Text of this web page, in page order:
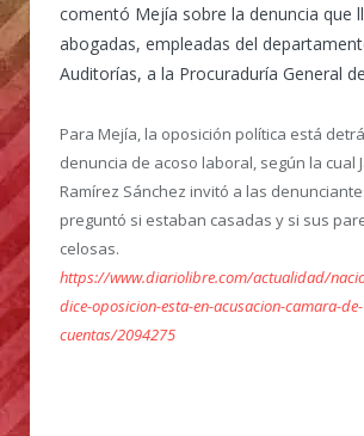
comentó Mejía sobre la denuncia que
abogadas, empleadas del
Auditorías, a la Procuraduría General
Para Mejía, la oposición política está
denuncia de acoso laboral, según la cual
Ramírez Sánchez invitó a las
preguntó si estaban casadas y si sus
celosas.
https://www.diariolibre.com/actualidad/
dice-oposicion-esta-en-acusacion-camara-de-
cuentas/2094275